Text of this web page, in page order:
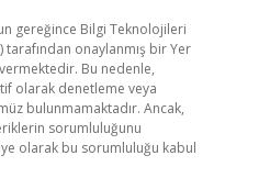
gereğince Bilgi Teknolojileri
tarafından onaylanmış bir Yer
Bu nedenle,
olarak denetleme veya
bulunmamaktadır. Ancak,
sorumluluğunu
olarak bu sorumluluğu kabul